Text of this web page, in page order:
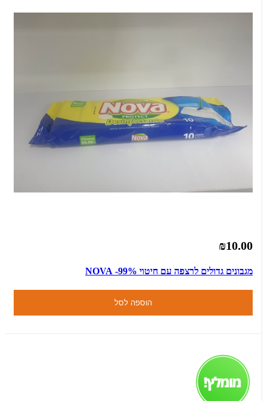
₪10.00
מגבונים גדולים לרצפה עם חיטוי 99%- NOVA
הוספה לסל